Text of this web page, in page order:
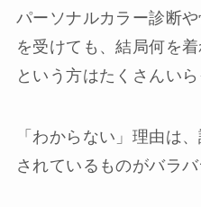
パーソナルカラー診断
を受けても、結局何を
という方はたくさんいら
「わからない」理由は
されているものがバラバ